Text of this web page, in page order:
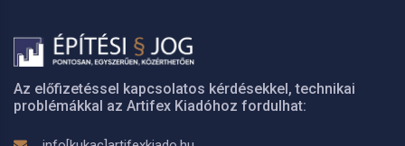
Az előfizetéssel kapcsolatos kérdésekkel, technikai
problémákkal az Artifex Kiadóhoz fordulhat: